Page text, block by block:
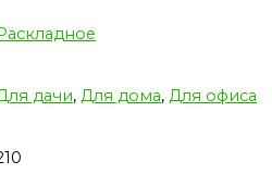
дачи, Для дома, Для офиса